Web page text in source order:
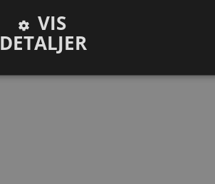
VIS
DETALJER